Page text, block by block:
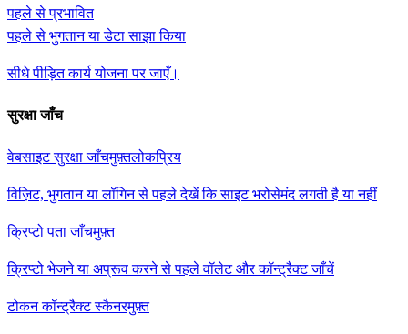
पहले से प्रभावित
पहले से भुगतान या डेटा साझा किया
सीधे पीड़ित कार्य योजना पर जाएँ।
सुरक्षा जाँच
वेबसाइट सुरक्षा जाँचमुफ़्तलोकप्रिय
विज़िट, भुगतान या लॉगिन से पहले देखें कि साइट भरोसेमंद लगती है या नहीं
क्रिप्टो पता जाँचमुफ़्त
क्रिप्टो भेजने या अप्रूव करने से पहले वॉलेट और कॉन्ट्रैक्ट जाँचें
टोकन कॉन्ट्रैक्ट स्कैनरमुफ़्त